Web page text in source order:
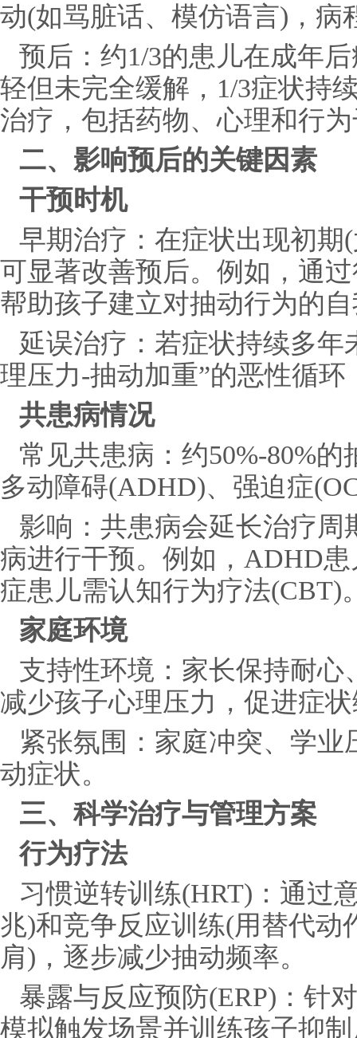
动(如骂脏话、模仿语言)，病
预后：约1/3的患儿在成年
轻但未完全缓解，1/3症状持
治疗，包括药物、心理和行
二、影响预后的关键因素
干预时机
早期治疗：在症状出现初期
可显著改善预后。例如，通
帮助孩子建立对抽动行为的
延误治疗：若症状持续多年
理压力-抽动加重”的恶性循
共患病情况
常见共患病：约50%-80%
多动障碍(ADHD)、强迫症
影响：共患病会延长治疗
病进行干预。例如，ADHD
症患儿需认知行为疗法(CBT)
家庭环境
支持性环境：家长保持耐
减少孩子心理压力，促进症
紧张氛围：家庭冲突、学
动症状。
三、科学治疗与管理方案
行为疗法
习惯逆转训练(HRT)：通过
兆)和竞争反应训练(用替代动
肩)，逐步减少抽动频率。
暴露与反应预防(ERP)：针
模拟触发场景并训练孩子抑